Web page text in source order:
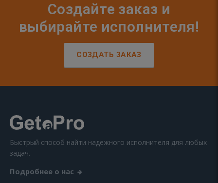
Создайте заказ и
выбирайте исполнителя!
СОЗДАТЬ ЗАКАЗ
Быстрый способ найти надежного исполнителя для любых
задач.
Подробнее о нас